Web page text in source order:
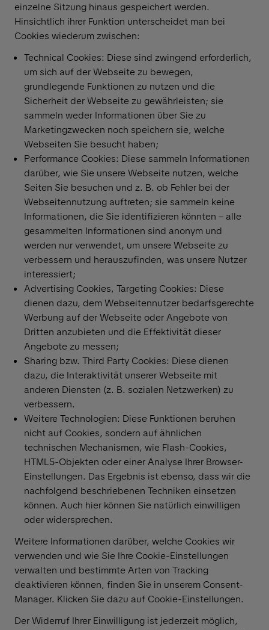
einzelne Sitzung hinaus gespeichert werden.
Hinsichtlich ihrer Funktion unterscheidet man bei
Cookies wiederum zwischen:
Technical Cookies: Diese sind zwingend erforderlich,
um sich auf der Webseite zu bewegen,
grundlegende Funktionen zu nutzen und die
Sicherheit der Webseite zu gewährleisten; sie
sammeln weder Informationen über Sie zu
Marketingzwecken noch speichern sie, welche
Webseiten Sie besucht haben;
Performance Cookies: Diese sammeln Informationen
darüber, wie Sie unsere Webseite nutzen, welche
Seiten Sie besuchen und z. B. ob Fehler bei der
Webseitennutzung auftreten; sie sammeln keine
Informationen, die Sie identifizieren könnten – alle
gesammelten Informationen sind anonym und
werden nur verwendet, um unsere Webseite zu
verbessern und herauszufinden, was unsere Nutzer
interessiert;
Advertising Cookies, Targeting Cookies: Diese
dienen dazu, dem Webseitennutzer bedarfsgerechte
Werbung auf der Webseite oder Angebote von
Dritten anzubieten und die Effektivität dieser
Angebote zu messen;
Sharing bzw. Third Party Cookies: Diese dienen
dazu, die Interaktivität unserer Webseite mit
anderen Diensten (z. B. sozialen Netzwerken) zu
verbessern.
Weitere Technologien: Diese Funktionen beruhen
nicht auf Cookies, sondern auf ähnlichen
technischen Mechanismen, wie Flash-Cookies,
HTML5-Objekten oder einer Analyse Ihrer Browser-
Einstellungen. Das Ergebnis ist ebenso, dass wir die
nachfolgend beschriebenen Techniken einsetzen
können. Auch hier können Sie natürlich einwilligen
oder widersprechen.
Weitere Informationen darüber, welche Cookies wir
verwenden und wie Sie Ihre Cookie-Einstellungen
verwalten und bestimmte Arten von Tracking
deaktivieren können, finden Sie in unserem Consent-
Manager. Klicken Sie dazu auf Cookie-Einstellungen.
Der Widerruf Ihrer Einwilligung ist jederzeit möglich,